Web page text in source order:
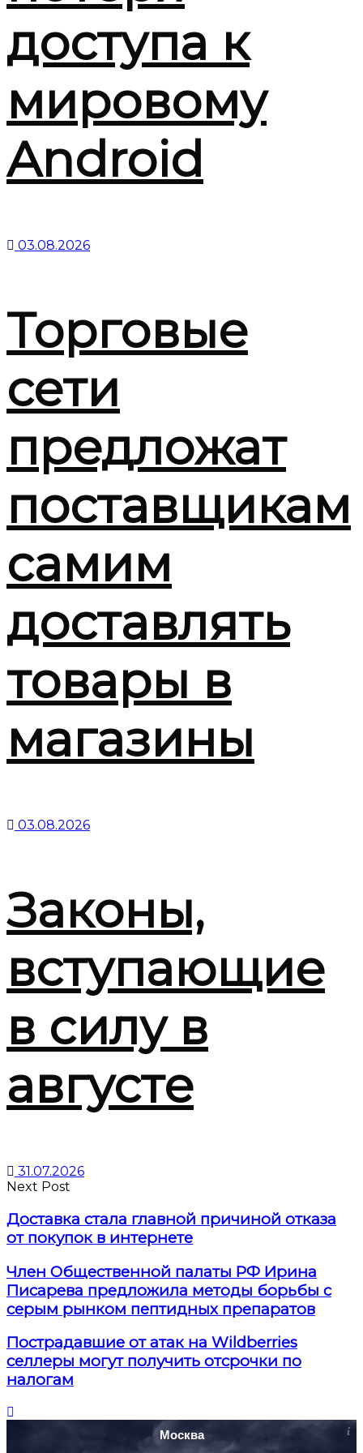
доступа к
мировому
Android
03.08.2026
Торговые
сети
предложат
поставщикам
самим
доставлять
товары в
магазины
03.08.2026
Законы,
вступающие
в силу в
августе
31.07.2026
Next Post
Доставка стала главной причиной отказа
от покупок в интернете
Член Общественной палаты РФ Ирина
Писарева предложила методы борьбы с
серым рынком пептидных препаратов
Пострадавшие от атак на Wildberries
селлеры могут получить отсрочки по
налогам
Москва